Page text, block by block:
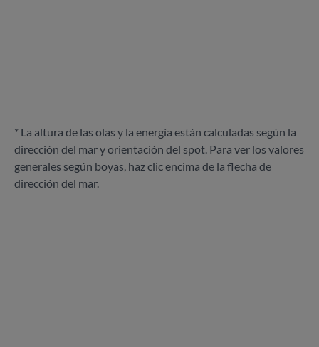
* La altura de las olas y la energía están calculadas según la
dirección del mar y orientación del spot. Para ver los valores
generales según boyas, haz clic encima de la flecha de
dirección del mar.